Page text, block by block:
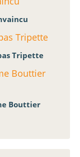
Tripette
Bouttier